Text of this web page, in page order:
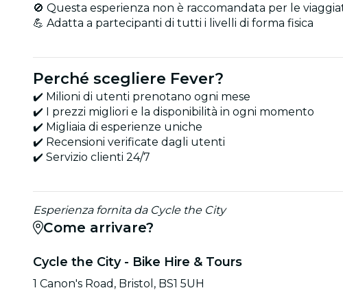
🚫 Questa esperienza non è raccomandata per le
💪 Adatta a partecipanti di tutti i livelli di forma fisica
Perché scegliere Fever?
✔️ Milioni di utenti prenotano ogni mese
✔️ I prezzi migliori e la disponibilità in ogni momento
✔️ Migliaia di esperienze uniche
✔️ Recensioni verificate dagli utenti
✔️ Servizio clienti 24/7
Esperienza fornita da Cycle the City
Come arrivare?
Cycle the City - Bike Hire & Tours
1 Canon's Road, Bristol, BS1 5UH